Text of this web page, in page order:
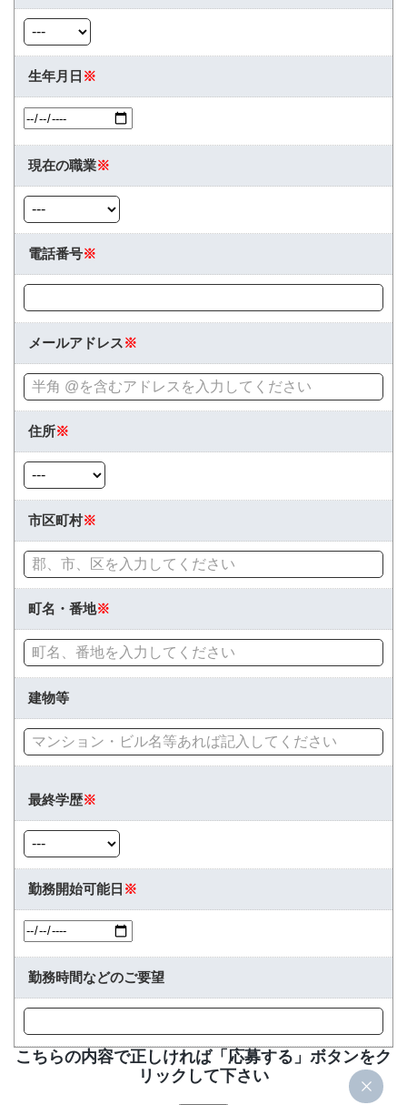
生年月日 ※
現在の職業※
電話番号※
メールアドレス※
住所※
市区町村※
町名・番地※
建物等
最終学歴※
勤務開始可能日 ※
勤務時間などのご要望
こちらの内容で正しければ「応募する」ボタンをク
リックして下さい